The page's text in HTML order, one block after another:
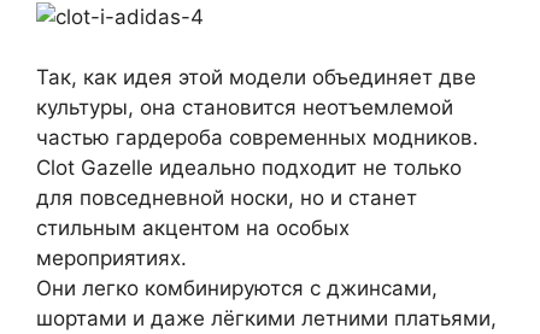
Так, как идея этой модели объединяет две
культуры, она становится неотъемлемой
частью гардероба современных модников.
Clot Gazelle идеально подходит не только
для повседневной носки, но и станет
стильным акцентом на особых
мероприятиях.
Они легко комбинируются с джинсами,
шортами и даже лёгкими летними платьями,